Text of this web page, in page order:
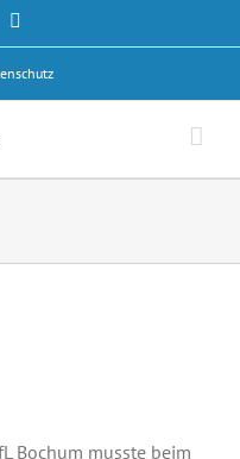
Bochum musste beim